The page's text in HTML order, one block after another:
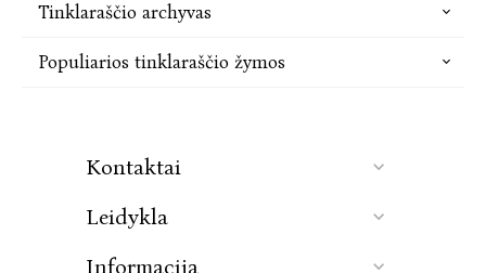
Tinklaraščio archyvas
Populiarios tinklaraščio žymos
Kontaktai
Leidykla
Informacija